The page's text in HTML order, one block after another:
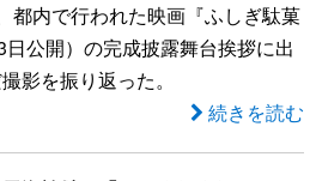
都内で行われた映画『ふしぎ駄菓
公開）の完成披露舞台挨拶に出
影を振り返った。
続きを読む